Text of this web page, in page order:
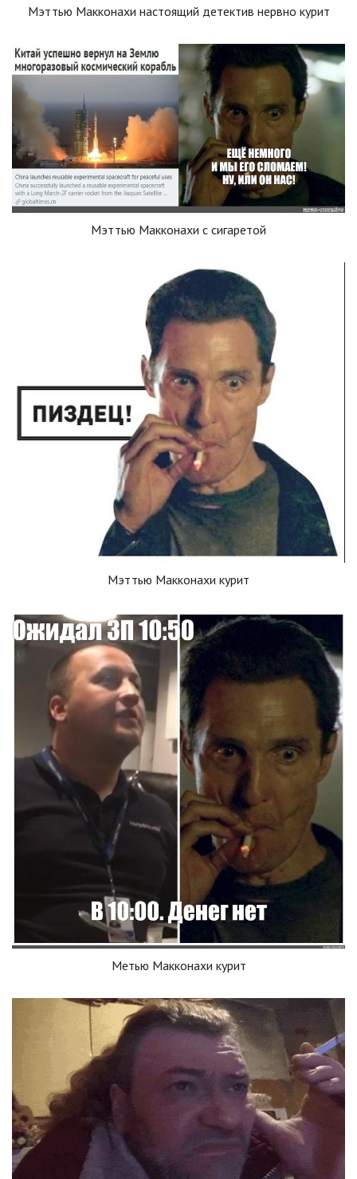
Мэттью Макконахи настоящий детектив нервно курит
Мэттью Макконахи с сигаретой
Мэттью Макконахи курит
Метью Макконахи курит